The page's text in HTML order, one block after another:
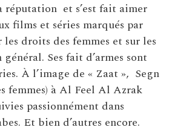
réputation et s’est fait aimer
films et séries marqués par
droits des femmes et sur les
Ses fait d’armes sont
À l’image de « Zaat », Segn
femmes) à Al Feel Al Azrak
passionnément dans
Et bien d’autres encore.